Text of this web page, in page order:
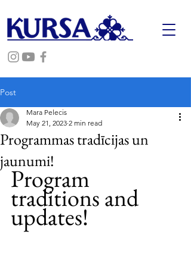
Post
Programmas tradīcijas un
jaunumi!
Mara Pelecis
May 21, 2023 2 min read
Program
traditions and
updates!